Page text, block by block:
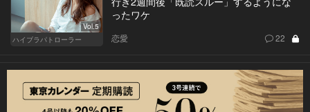
Vol.5
ハイブラパトローラー
ったワケ
恋愛 22